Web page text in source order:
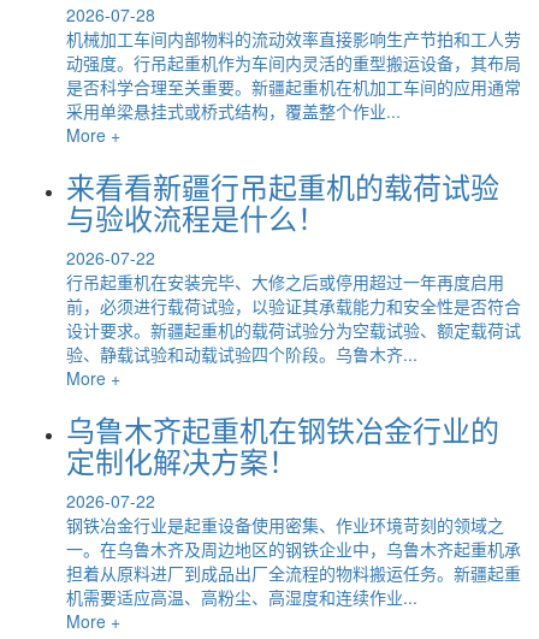
2026-07-28
机械加工车间内部物料的流动效率直接影响生产节拍和工人劳
动强度。行吊起重机作为车间内灵活的重型搬运设备，其布局
是否科学合理至关重要。新疆起重机在机加工车间的应用通常
采用单梁悬挂式或桥式结构，覆盖整个作业...
More +
来看看新疆行吊起重机的载荷试验
与验收流程是什么！
2026-07-22
行吊起重机在安装完毕、大修之后或停用超过一年再度启用
前，必须进行载荷试验，以验证其承载能力和安全性是否符合
设计要求。新疆起重机的载荷试验分为空载试验、额定载荷试
验、静载试验和动载试验四个阶段。乌鲁木齐...
More +
乌鲁木齐起重机在钢铁冶金行业的
定制化解决方案！
2026-07-22
钢铁冶金行业是起重设备使用密集、作业环境苛刻的领域之
一。在乌鲁木齐及周边地区的钢铁企业中，乌鲁木齐起重机承
担着从原料进厂到成品出厂全流程的物料搬运任务。新疆起重
机需要适应高温、高粉尘、高湿度和连续作业...
More +